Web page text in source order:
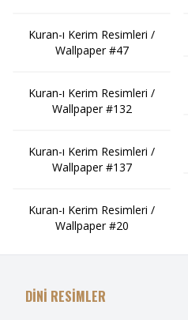
Kuran-ı Kerim Resimleri /
Wallpaper #47
Kuran-ı Kerim Resimleri /
Wallpaper #132
Kuran-ı Kerim Resimleri /
Wallpaper #137
Kuran-ı Kerim Resimleri /
Wallpaper #20
DİNİ RESİMLER